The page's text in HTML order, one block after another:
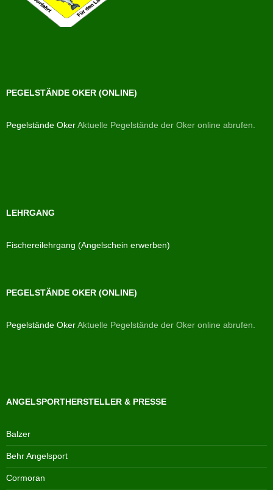
PEGELSTÄNDE OKER (ONLINE)
Pegelstände OkerAktuelle Pegelstände der Oker online abrufen.
LEHRGANG
Fischereilehrgang (Angelschein erwerben)
PEGELSTÄNDE OKER (ONLINE)
Pegelstände OkerAktuelle Pegelstände der Oker online abrufen.
ANGELSPORTHERSTELLER & PRESSE
Balzer
Behr Angelsport
Cormoran